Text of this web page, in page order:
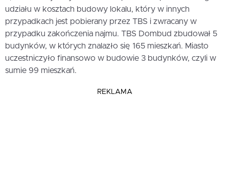
udziału w kosztach budowy lokalu, który w innych
przypadkach jest pobierany przez TBS i zwracany w
przypadku zakończenia najmu. TBS Dombud zbudował 5
budynków, w których znalazło się 165 mieszkań. Miasto
uczestniczyło finansowo w budowie 3 budynków, czyli w
sumie 99 mieszkań.
REKLAMA